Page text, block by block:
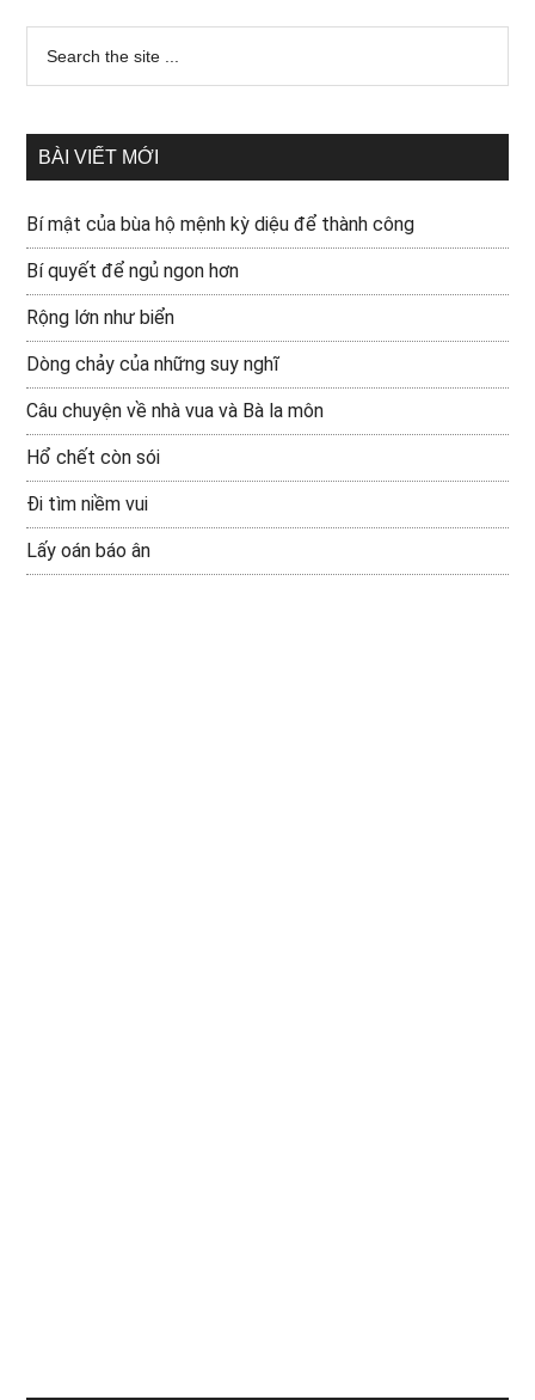
BÀI VIẾT MỚI
Bí mật của bùa hộ mệnh kỳ diệu để thành công
Bí quyết để ngủ ngon hơn
Rộng lớn như biển
Dòng chảy của những suy nghĩ
Câu chuyện về nhà vua và Bà la môn
Hổ chết còn sói
Đi tìm niềm vui
Lấy oán báo ân